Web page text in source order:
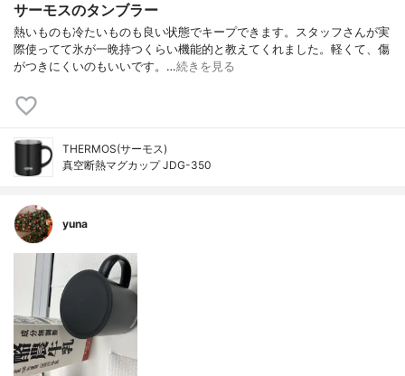
サーモスのタンブラー
熱いものも冷たいものも良い状態でキープできます。スタッフさんが実
際使ってて氷が一晩持つくらい機能的と教えてくれました。軽くて、傷
がつきにくいのもいいです。…続きを見る
THERMOS(サーモス)
真空断熱マグカップ JDG-350
yuna